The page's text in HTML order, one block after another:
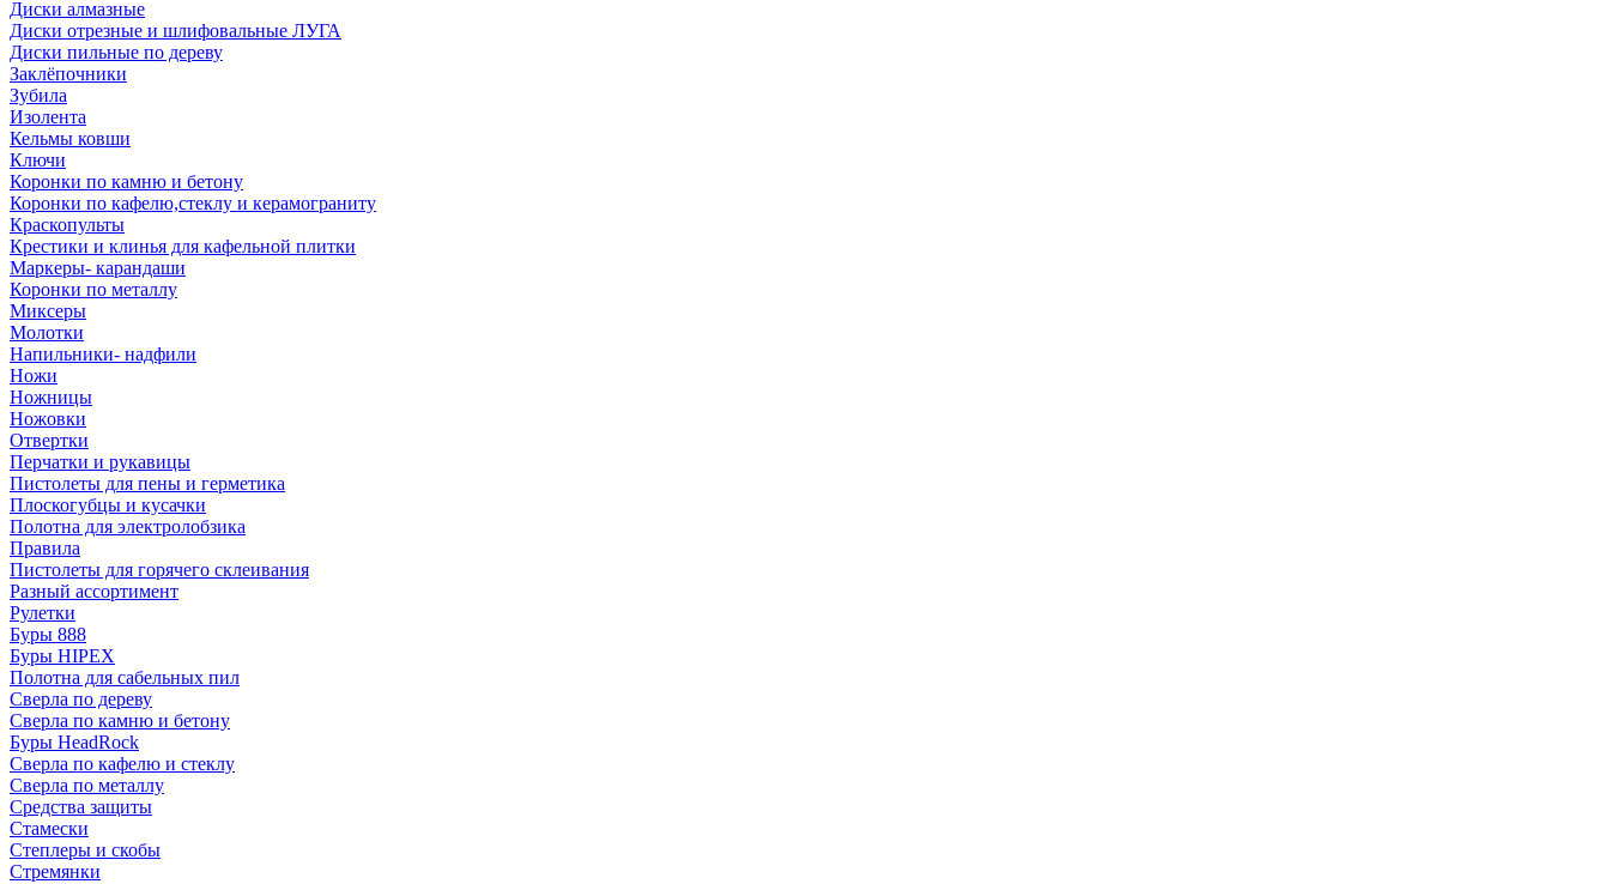
Диски алмазные
Диски отрезные и шлифовальные ЛУГА
Диски пильные по дереву
Заклёпочники
Зубила
Изолента
Кельмы ковши
Ключи
Коронки по камню и бетону
Коронки по кафелю,стеклу и керамограниту
Краскопульты
Крестики и клинья для кафельной плитки
Маркеры- карандаши
Коронки по металлу
Миксеры
Молотки
Напильники- надфили
Ножи
Ножницы
Ножовки
Отвертки
Перчатки и рукавицы
Пистолеты для пены и герметика
Плоскогубцы и кусачки
Полотна для электролобзика
Правила
Пистолеты для горячего склеивания
Разный ассортимент
Рулетки
Буры 888
Буры HIPEX
Полотна для сабельных пил
Сверла по дереву
Сверла по камню и бетону
Буры HeadRock
Сверла по кафелю и стеклу
Сверла по металлу
Средства защиты
Стамески
Степлеры и скобы
Стремянки